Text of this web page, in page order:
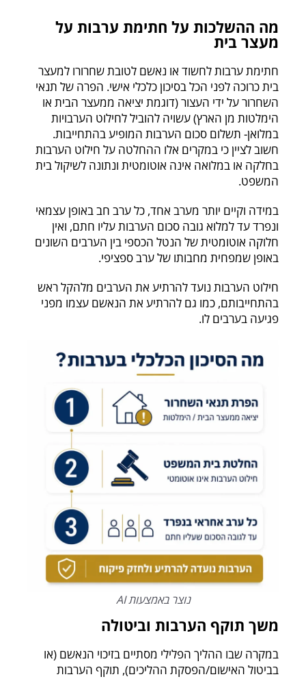
מה ההשלכות על חתימת ערבות על
מעצר בית
חתימת ערבות לחשוד או נאשם לטובת שחרורו למעצר
בית כרוכה לפני הכל בסיכון כלכלי אישי. הפרה של תנאי
השחרור על ידי העצור (דוגמת יציאה ממעצר הבית או
הימלטות מן הארץ) עשויה להוביל לחילוט הערבויות
במלואן- תשלום סכום הערבות המופיע בהתחייבות.
חשוב לציין כי במקרים אלו ההחלטה על חילוט הערבות
בחלקה או במלואה אינה אוטומטית ונתונה לשיקול בית
המשפט.
במידה וקיים יותר מערב אחד, כל ערב חב באופן עצמאי
ונפרד עד למלוא גובה סכום הערבות עליו חתם, ואין
חלוקה אוטומטית של הנטל הכספי בין הערבים השונים
באופן שמפחית מחבותו של ערב ספציפי.
חילוט הערבות נועד להרתיע את הערבים מלהקל ראש
בהתחייבותם, כמו גם להרתיע את הנאשם עצמו מפני
פגיעה בערבים לו.
נוצר באמצעות AI
משך תוקף הערבות וביטולה
במקרה שבו ההליך הפלילי מסתיים בזיכוי הנאשם (או
בביטול האישום/הפסקת ההליכים), תוקף הערבות